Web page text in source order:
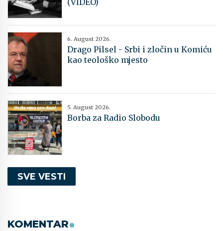
(VIDEO)
6. August 2026.
Drago Pilsel - Srbi i zločin u Komiću
kao teološko mjesto
5. August 2026.
Borba za Radio Slobodu
SVE VESTI
KOMENTAR